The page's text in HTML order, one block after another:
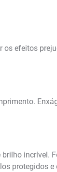
os efeitos
brilho incrível.
protegidos e